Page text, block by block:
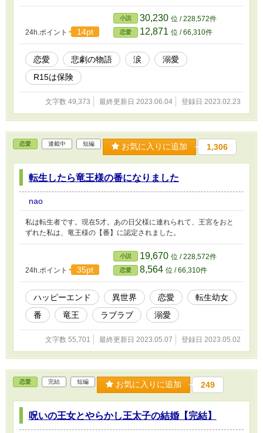
24h.ポイント 14pt
小説 30,230 位 / 228,572件
恋愛 12,871 位 / 66,310件
恋愛 悲劇の物語 涙
溺愛
R15は保険
文字数 49,373 最終更新日 2023.06.04 登録日 2023.02.23
恋愛 連載中 短編 お気に入りに追加 1,306
転生したら竜王様の番になりました
nao
私は転生者です。現在5才。あの日父様に連れられて、王宮をおと
ずれた私は、竜王様の【番】に認定されました。
24h.ポイント 35pt
小説 19,670 位 / 228,572件
恋愛 8,564 位 / 66,310件
ハッピーエンド 異世界 恋愛
転生幼女
番
竜王 ラブラブ 溺愛
文字数 55,701 最終更新日 2023.05.07 登録日 2023.05.02
恋愛 完結 短編 お気に入りに追加 249
呪いの王女とやらかし王太子の結婚【完結】